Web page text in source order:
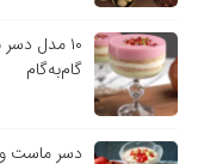
گام‌به‌گام